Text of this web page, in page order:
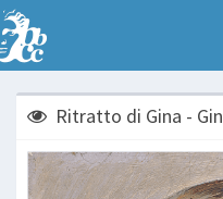
Ritratto di Gina -